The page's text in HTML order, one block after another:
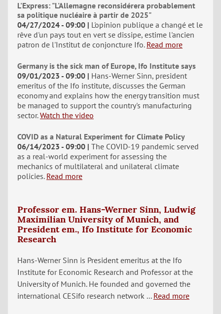
L'Express: "L'Allemagne reconsidérera probablement
sa politique nucléaire à partir de 2025"
04/27/2024 - 09:00
L'opinion publique a changé et le
rêve d'un pays tout en vert se dissipe, estime l'ancien
patron de l'Institut de conjoncture Ifo. Read more
Germany is the sick man of Europe, Ifo Institute says
09/01/2023 - 09:00
Hans-Werner Sinn, president
emeritus of the Ifo institute, discusses the German
economy and explains how the energy transition must
be managed to support the country's manufacturing
sector. Watch the video
COVID as a Natural Experiment for Climate Policy
06/14/2023 - 09:00 The COVID-19 pandemic served
as a real-world experiment for assessing the
mechanics of multilateral and unilateral climate
policies. Read more
Professor em. Hans-Werner Sinn, Ludwig
Maximilian University of Munich, and
President em., Ifo Institute for Economic
Research
Hans-Werner Sinn is President emeritus at the Ifo
Institute for Economic Research and Professor at the
University of Munich. He founded and governed the
international CESifo research network ... Read more